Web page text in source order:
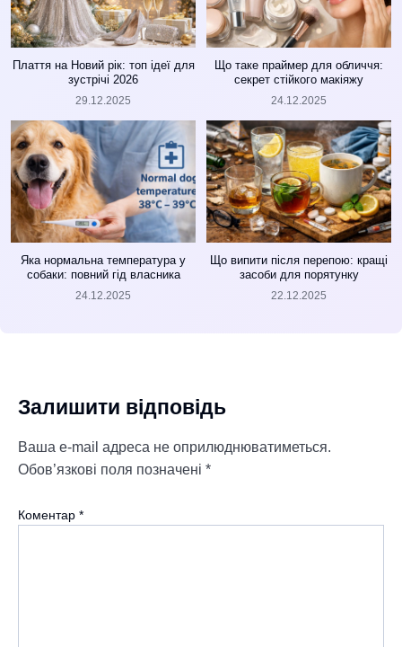
Плаття на Новий рік: топ ідеї для
зустрічі 2026
29.12.2025
Що таке праймер для обличчя:
секрет стійкого макіяжу
24.12.2025
Яка нормальна температура у
собаки: повний гід власника
24.12.2025
Що випити після перепою: кращі
засоби для порятунку
22.12.2025
Залишити відповідь
Ваша e-mail адреса не оприлюднюватиметься.
Обов’язкові поля позначені *
Коментар *